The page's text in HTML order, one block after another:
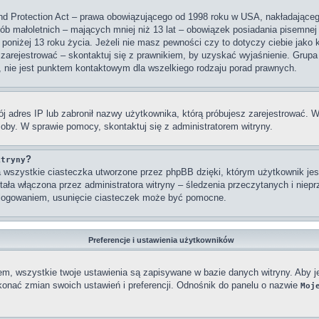
Protection Act – prawa obowiązującego od 1998 roku w USA,
małoletnich – mających mniej niż 13 lat – obowiązek posiadania
13 roku życia. Jeżeli nie masz pewności czy to dotyczy ciebie jako
– skontaktuj się z prawnikiem, by uzyskać wyjaśnienie.
jest punktem kontaktowym dla wszelkiego rodzaju porad prawnych.
adres IP lub zabronił nazwy użytkownika, którą próbujesz zarejestrować.
W sprawie pomocy, skontaktuj się z administratorem witryny.
?
ciasteczka utworzone przez phpBB dzięki, którym użytkownik
włączona przez administratora witryny – śledzenia przeczytanych i
usunięcie ciasteczek może być pomocne.
Preferencje i ustawienia użytkowników
wszystkie twoje ustawienia są zapisywane w bazie danych witryny. Aby
zmian swoich ustawień i preferencji. Odnośnik do panelu o nazwie